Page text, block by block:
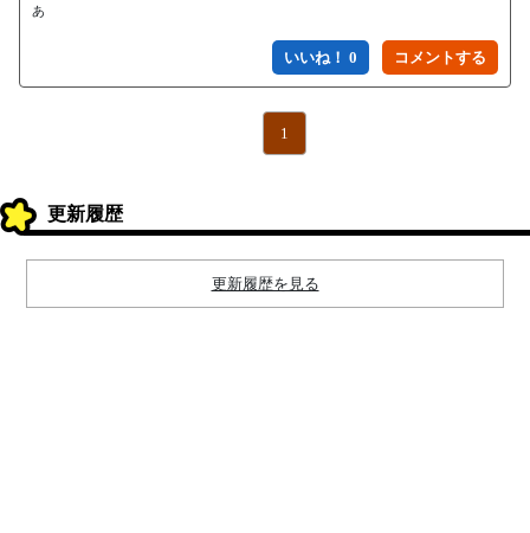
あ
いいね！ 0
1
更新履歴
更新履歴を見る